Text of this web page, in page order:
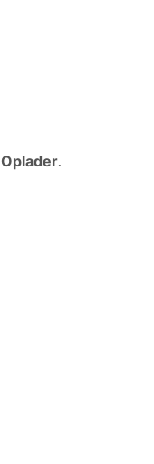
Oplader